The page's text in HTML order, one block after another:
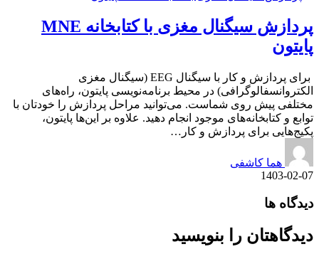
پردازش سیگنال مغزی با کتابخانه MNE
پایتون
برای پردازش و کار با سیگنال EEG (سیگنال مغزی
الکتروانسفالوگرافی) در محیط برنامه‌نویسی پایتون، راه‌های
مختلفی پیش روی شماست. می‌توانید مراحل پردازش را خودتان با
توابع و کتابخانه‌های موجود انجام دهید. علاوه بر این‌ها پایتون،
پکیج‌هایی برای پردازش و کار…
هما کاشفی
1403-02-07
دیدگاه ها
دیدگاهتان را بنویسید